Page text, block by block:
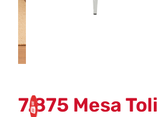
7.875 Mesa